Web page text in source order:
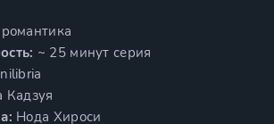
~ 25 минут серия
Кадзуя
Нода Хироси